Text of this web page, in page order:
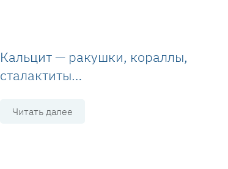
Кальцит — ракушки, кораллы,
сталактиты…
Читать далее